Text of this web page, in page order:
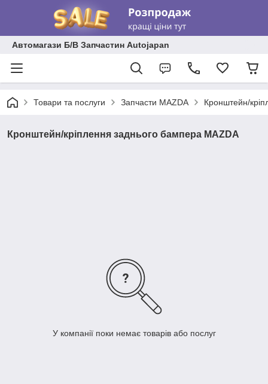
Автомагази Б/В Запчастин Autojapan
Товари та послуги Запчасти MAZDA Кронштейн/
Кронштейн/кріплення заднього бампера MAZDA
У компанії поки немає товарів або послуг